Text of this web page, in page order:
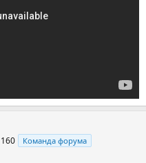
Команда форума